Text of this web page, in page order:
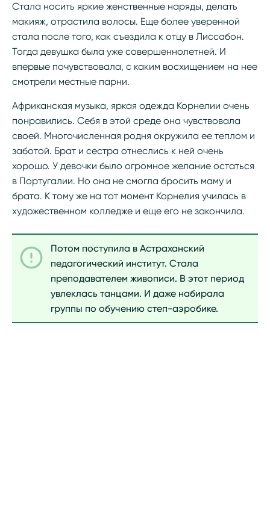
Стала носить яркие женственные наряды, делать
макияж, отрастила волосы. Еще более уверенной
стала после того, как съездила к отцу в Лиссабон.
Тогда девушка была уже совершеннолетней. И
впервые почувствовала, с каким восхищением на нее
смотрели местные парни.
Африканская музыка, яркая одежда Корнелии очень
понравились. Себя в этой среде она чувствовала
своей. Многочисленная родня окружила ее теплом и
заботой. Брат и сестра отнеслись к ней очень
хорошо. У девочки было огромное желание остаться
в Португалии. Но она не смогла бросить маму и
брата. К тому же на тот момент Корнелия училась в
художественном колледже и еще его не закончила.
Потом поступила в Астраханский
педагогический институт. Стала
преподавателем живописи. В этот период
увлеклась танцами. И даже набирала
группы по обучению степ-аэробике.